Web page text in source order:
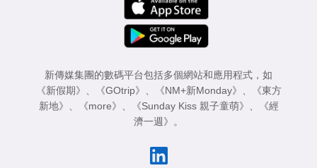
新傳媒集團的數碼平台包括多個網站和應用程式，如
《新假期》 、 《GOtrip》 、 《NM+新Monday》 、
《東方
新地》 、 《more》 、 《Sunday Kiss 親子童萌》 、
《經
濟一週》 。